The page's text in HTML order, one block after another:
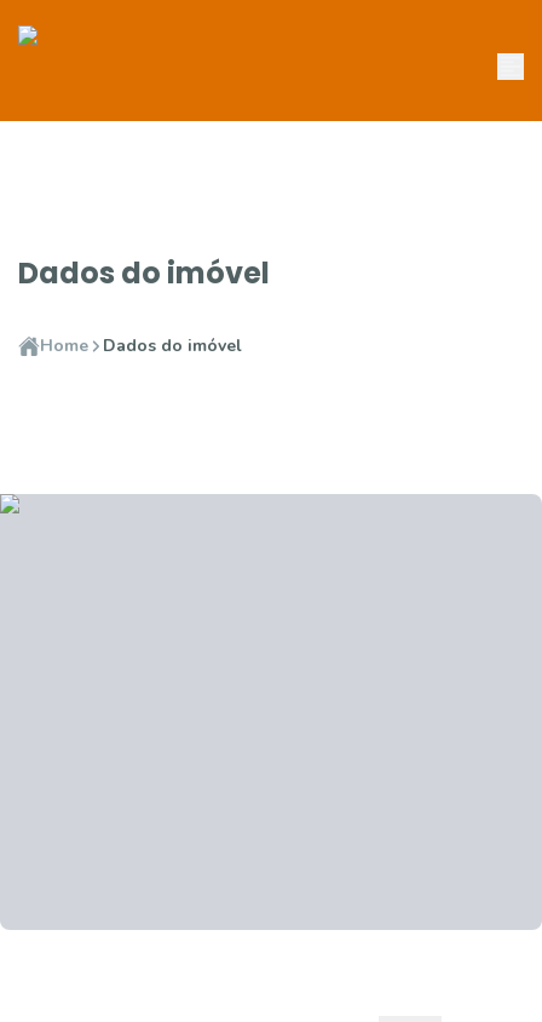
Dados do imóvel
Home Dados do imóvel